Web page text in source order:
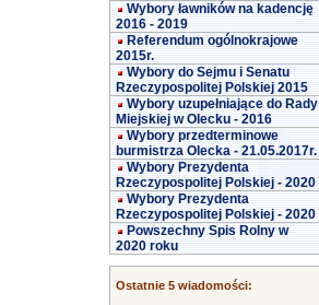
Wybory ławników na kadencję
2016 - 2019
Referendum ogólnokrajowe
2015r.
Wybory do Sejmu i Senatu
Rzeczypospolitej Polskiej 2015
Wybory uzupełniające do Rady
Miejskiej w Olecku - 2016
Wybory przedterminowe
burmistrza Olecka - 21.05.2017r.
Wybory Prezydenta
Rzeczypospolitej Polskiej - 2020
Wybory Prezydenta
Rzeczypospolitej Polskiej - 2020
Powszechny Spis Rolny w
2020 roku
Ostatnie 5 wiadomości: